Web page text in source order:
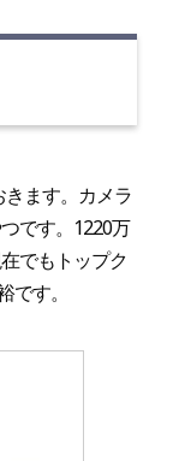
ます。カメラ
です。1220万
でもトップク
す。